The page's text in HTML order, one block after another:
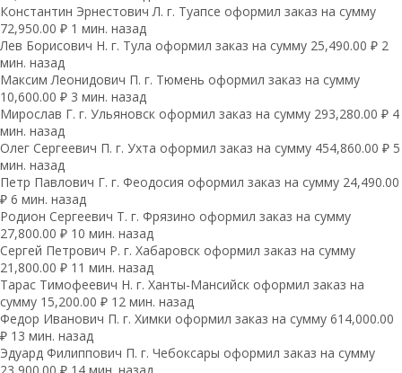
Константин Эрнестович Л. г. Туапсе оформил заказ на сумму
72,950.00 ₽ 1 мин. назад
Лев Борисович Н. г. Тула оформил заказ на сумму 25,490.00 ₽ 2
мин. назад
Максим Леонидович П. г. Тюмень оформил заказ на сумму
10,600.00 ₽ 3 мин. назад
Мирослав Г. г. Ульяновск оформил заказ на сумму 293,280.00 ₽ 4
мин. назад
Олег Сергеевич П. г. Ухта оформил заказ на сумму 454,860.00 ₽ 5
мин. назад
Петр Павлович Г. г. Феодосия оформил заказ на сумму 24,490.00
₽ 6 мин. назад
Родион Сергеевич Т. г. Фрязино оформил заказ на сумму
27,800.00 ₽ 10 мин. назад
Сергей Петрович Р. г. Хабаровск оформил заказ на сумму
21,800.00 ₽ 11 мин. назад
Тарас Тимофеевич Н. г. Ханты-Мансийск оформил заказ на
сумму 15,200.00 ₽ 12 мин. назад
Федор Иванович П. г. Химки оформил заказ на сумму 614,000.00
₽ 13 мин. назад
Эдуард Филиппович П. г. Чебоксары оформил заказ на сумму